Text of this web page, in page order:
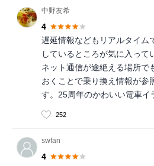
中野友希
4
遅延情報などもリアルタイム
しているところが気に入って
ネット通信が途絶える場所で
おくことで乗り換え情報が参
す。25周年のかわいい電車イ
252
swfan
4